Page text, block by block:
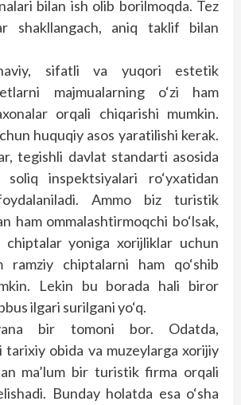
bilan ish olib borilmoqda. Tez
shakllangach, aniq taklif bilan
sifatli va yuqori estetik
majmualarning o‘zi ham
orqali chiqarishi mumkin.
huquqiy asos yaratilishi kerak.
tegishli davlat standarti asosida
inspektsiyalari ro‘yxatidan
Ammo biz turistik
ham ommalashtirmoqchi bo‘lsak,
chiptalar yoniga xorijliklar uchun
ramziy chiptalarni ham qo‘shib
Lekin bu borada hali biror
ilgari surilgani yo‘q.
bir tomoni bor. Odatda,
tarixiy obida va muzeylarga xorijiy
ma’lum bir turistik firma orqali
Bunday holatda esa o‘sha